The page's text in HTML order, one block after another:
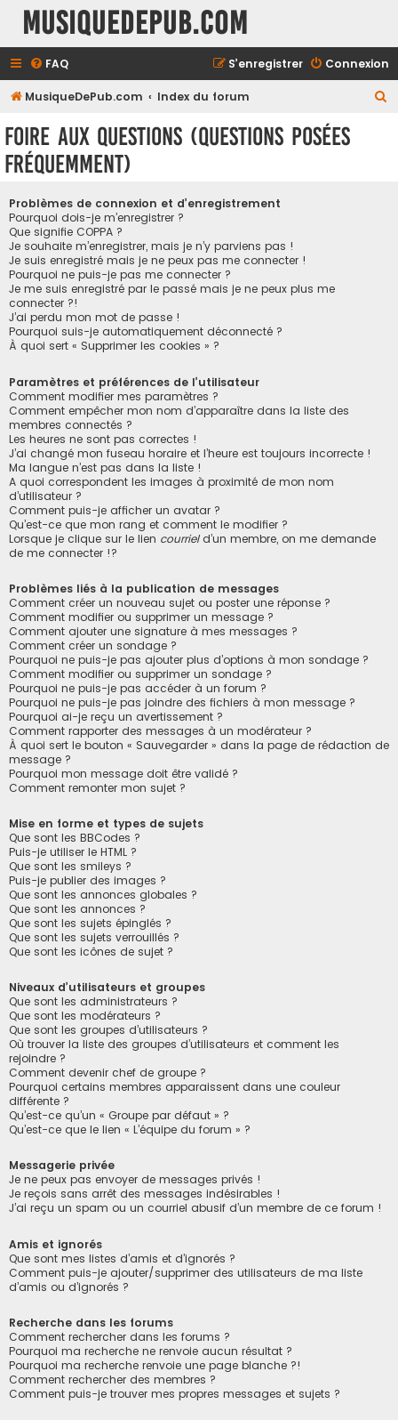
MusiqueDePub.com
FAQ Connexion
S’enregistrer
MusiqueDePub.com Index du forum
Foire aux questions (Questions posées
fréquemment)
Problèmes de connexion et d’enregistrement
Pourquoi dois-je m’enregistrer ?
Que signifie COPPA ?
Je souhaite m’enregistrer, mais je n’y parviens pas !
Je suis enregistré mais je ne peux pas me connecter !
Pourquoi ne puis-je pas me connecter ?
Je me suis enregistré par le passé mais je ne peux plus me
connecter ?!
J’ai perdu mon mot de passe !
Pourquoi suis-je automatiquement déconnecté ?
À quoi sert « Supprimer les cookies » ?
Paramètres et préférences de l’utilisateur
Comment modifier mes paramètres ?
Comment empêcher mon nom d’apparaître dans la liste des
membres connectés ?
Les heures ne sont pas correctes !
J’ai changé mon fuseau horaire et l’heure est toujours incorrecte !
Ma langue n’est pas dans la liste !
A quoi correspondent les images à proximité de mon nom
d’utilisateur ?
Comment puis-je afficher un avatar ?
Qu’est-ce que mon rang et comment le modifier ?
Lorsque je clique sur le lien courrield’un membre, on me demande
de me connecter !?
Problèmes liés à la publication de messages
Comment créer un nouveau sujet ou poster une réponse ?
Comment modifier ou supprimer un message ?
Comment ajouter une signature à mes messages ?
Comment créer un sondage ?
Pourquoi ne puis-je pas ajouter plus d’options à mon sondage ?
Comment modifier ou supprimer un sondage ?
Pourquoi ne puis-je pas accéder à un forum ?
Pourquoi ne puis-je pas joindre des fichiers à mon message ?
Pourquoi ai-je reçu un avertissement ?
Comment rapporter des messages à un modérateur ?
À quoi sert le bouton « Sauvegarder » dans la page de rédaction de
message ?
Pourquoi mon message doit être validé ?
Comment remonter mon sujet ?
Mise en forme et types de sujets
Que sont les BBCodes ?
Puis-je utiliser le HTML ?
Que sont les smileys ?
Puis-je publier des images ?
Que sont les annonces globales ?
Que sont les annonces ?
Que sont les sujets épinglés ?
Que sont les sujets verrouillés ?
Que sont les icônes de sujet ?
Niveaux d’utilisateurs et groupes
Que sont les administrateurs ?
Que sont les modérateurs ?
Que sont les groupes d’utilisateurs ?
Où trouver la liste des groupes d’utilisateurs et comment les
rejoindre ?
Comment devenir chef de groupe ?
Pourquoi certains membres apparaissent dans une couleur
différente ?
Qu’est-ce qu’un « Groupe par défaut » ?
Qu’est-ce que le lien « L’équipe du forum » ?
Messagerie privée
Je ne peux pas envoyer de messages privés !
Je reçois sans arrêt des messages indésirables !
J’ai reçu un spam ou un courriel abusif d’un membre de ce forum !
Amis et ignorés
Que sont mes listes d’amis et d’ignorés ?
Comment puis-je ajouter/supprimer des utilisateurs de ma liste
d’amis ou d’ignorés ?
Recherche dans les forums
Comment rechercher dans les forums ?
Pourquoi ma recherche ne renvoie aucun résultat ?
Pourquoi ma recherche renvoie une page blanche ?!
Comment rechercher des membres ?
Comment puis-je trouver mes propres messages et sujets ?